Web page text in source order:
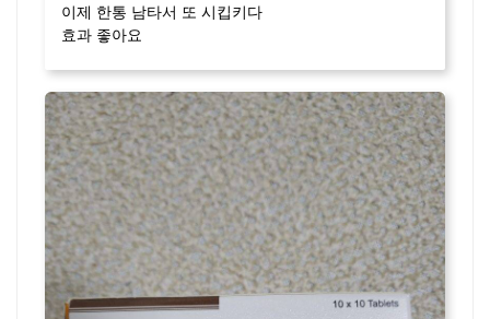
이제 한통 남타서 또 시킵키다
효과 좋아요